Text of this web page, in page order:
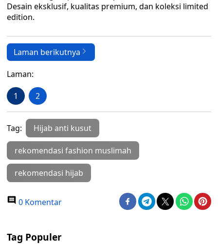
Desain eksklusif, kualitas premium, dan koleksi limited
edition.
Laman berikutnya
Laman:
1 2
Tag: Hijab anti kusut
rekomendasi fashion muslimah
rekomendasi hijab
0 Komentar
Tag Populer